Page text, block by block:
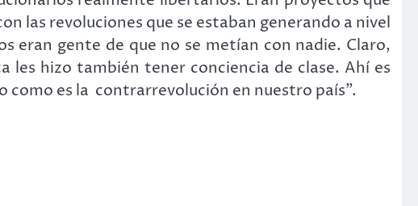
las revoluciones que se estaban generando a nivel
eran gente de que no se metían con nadie. Claro,
les hizo también tener conciencia de clase. Ahí es
es la contrarrevolución en nuestro país”.